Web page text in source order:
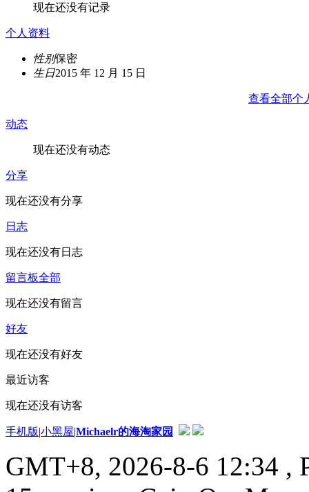
现在还没有记录
个人资料
性别保密
生日2015 年 12 月 15 日
查看全部个
动态
现在还没有动态
分享
现在还没有分享
日志
现在还没有日志
留言板全部
现在还没有留言
好友
现在还没有好友
最近访客
现在还没有访客
手机版|小黑屋|Michaelr的海淘家园
GMT+8, 2026-8-6 12:34 ,